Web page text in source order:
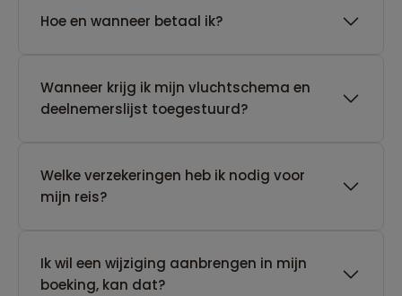
Hoe en wanneer betaal ik?
Wanneer krijg ik mijn vluchtschema en
deelnemerslijst toegestuurd?
Welke verzekeringen heb ik nodig voor
mijn reis?
Ik wil een wijziging aanbrengen in mijn
boeking, kan dat?